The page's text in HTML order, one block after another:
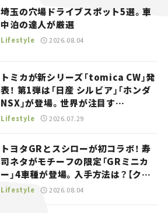
埼玉の穴場ドライブスポット5選。車
中泊の達人が厳選
Lifestyle 2026.08.04
トミカが新シリーズ「tomica CW」発
表！ 第1弾は「日産 シルビア」「ホンダ
NSX」が登場。世界が注目す
る“JDM”に焦点【クルマとホビー】
Lifestyle 2026.07.29
トヨタGRとスシローが初コラボ！ 寿
司ネタがモチーフの限定「GRミニカ
ー」4車種が登場。入手方法は？【クル
マとホビー】
Lifestyle 2026.08.04